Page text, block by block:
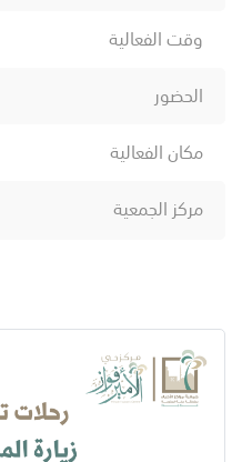
وقت الفعالية
الحضور
مكان الفعالية
مركز الجمعية